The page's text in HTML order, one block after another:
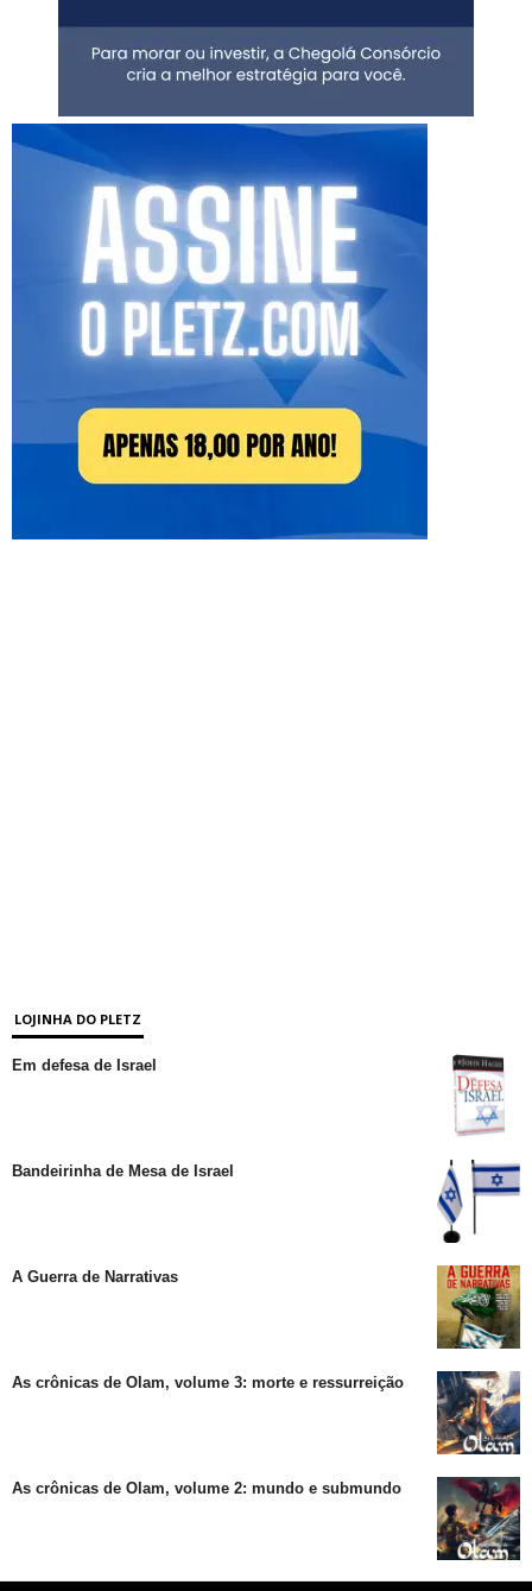
LOJINHA DO PLETZ
Em defesa de Israel
Bandeirinha de Mesa de Israel
A Guerra de Narrativas
As crônicas de Olam, volume 3: morte e ressurreição
As crônicas de Olam, volume 2: mundo e submundo